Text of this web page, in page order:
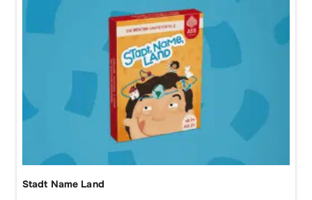
Stadt Name Land